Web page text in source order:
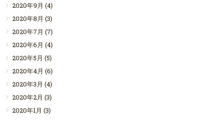
2020年9月 (4)
2020年8月 (3)
2020年7月 (7)
2020年6月 (4)
2020年5月 (5)
2020年4月 (6)
2020年3月 (4)
2020年2月 (3)
2020年1月 (3)